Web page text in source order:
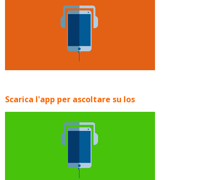
Scarica l'app per ascoltare su Ios